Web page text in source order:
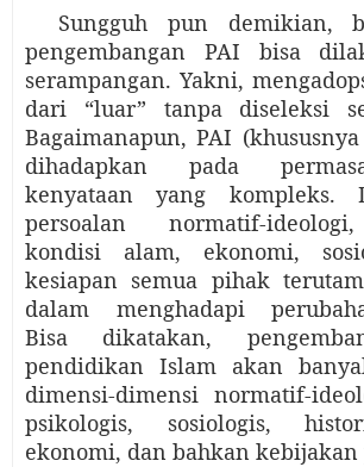
Sungguh pun demikian,
pengembangan PAI bisa
serampangan. Yakni,
dari “luar” tanpa diseleksi
Bagaimanapun, PAI
dihadapkan pada
kenyataan yang kompleks.
persoalan normatif-
kondisi alam, ekonomi,
kesiapan semua pihak
dalam menghadapi
Bisa dikatakan,
pendidikan Islam akan
dimensi-dimensi normatif-
psikologis, sosiologis,
ekonomi, dan bahkan